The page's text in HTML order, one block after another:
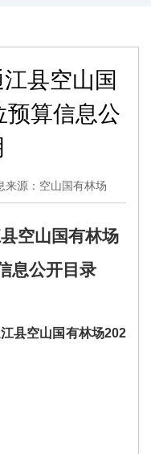
县空山国
预算信息公
来源：空山国有林场
空山国有林场
息公开目录
县空山国有林场202